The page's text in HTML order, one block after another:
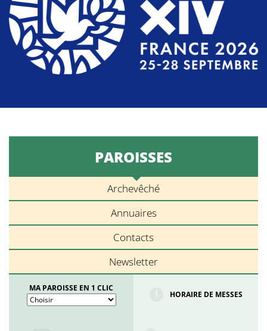
PAROISSES
Archevêché
Annuaires
Contacts
Newsletter
MA PAROISSE EN 1 CLIC
HORAIRE DE MESSES